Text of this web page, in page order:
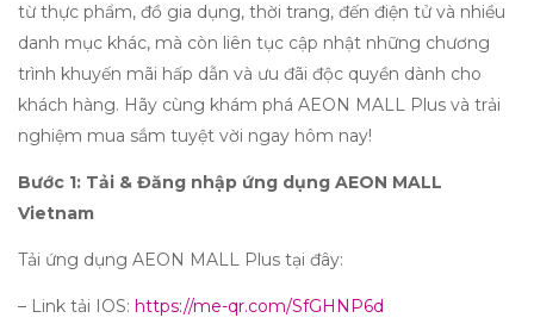
từ thực phẩm, đồ gia dụng, thời trang, đến điện tử và nhiều
danh mục khác, mà còn liên tục cập nhật những chương
trình khuyến mãi hấp dẫn và ưu đãi độc quyền dành cho
khách hàng. Hãy cùng khám phá AEON MALL Plus và trải
nghiệm mua sắm tuyệt vời ngay hôm nay!
Bước 1: Tải & Đăng nhập ứng dụng AEON MALL
Vietnam
Tải ứng dụng AEON MALL Plus tại đây:
– Link tải IOS: https://me-qr.com/SfGHNP6d